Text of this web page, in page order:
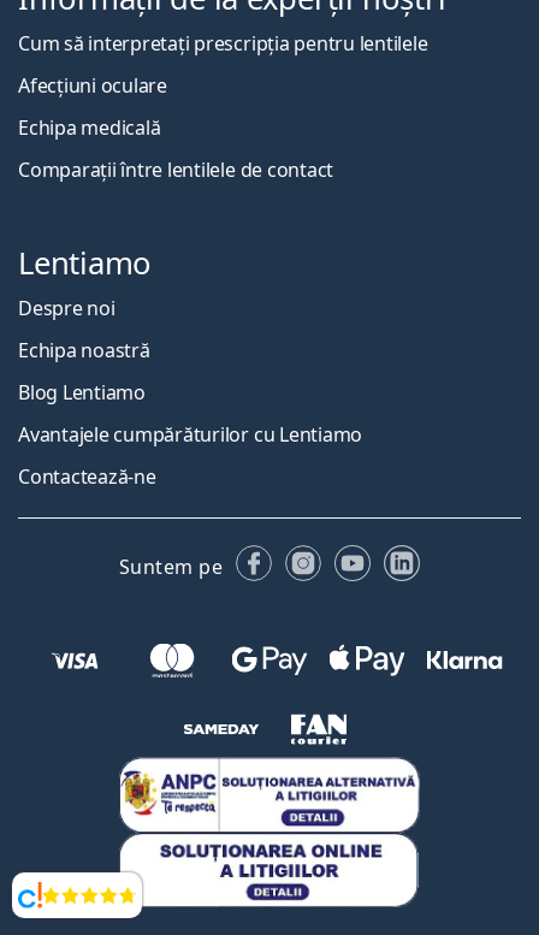
Opinii
Cum să interpretați prescripția pentru lentilele
Afecțiuni oculare
Echipa medicală
Comparații între lentilele de contact
Lentiamo
Despre noi
Echipa noastră
Blog Lentiamo
Avantajele cumpărăturilor cu Lentiamo
Contactează-ne
Suntem pe FacebookInstagram
YouTubeLinkedIn